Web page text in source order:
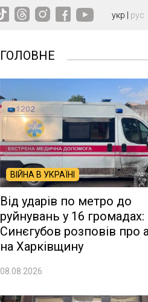
укр рус
ГОЛОВНЕ
ВІЙНА В УКРАЇНІ
Від ударів по метро до
руйнувань у 16 громадах:
Синєгубов розповів про
на Харківщину
08.08.2026